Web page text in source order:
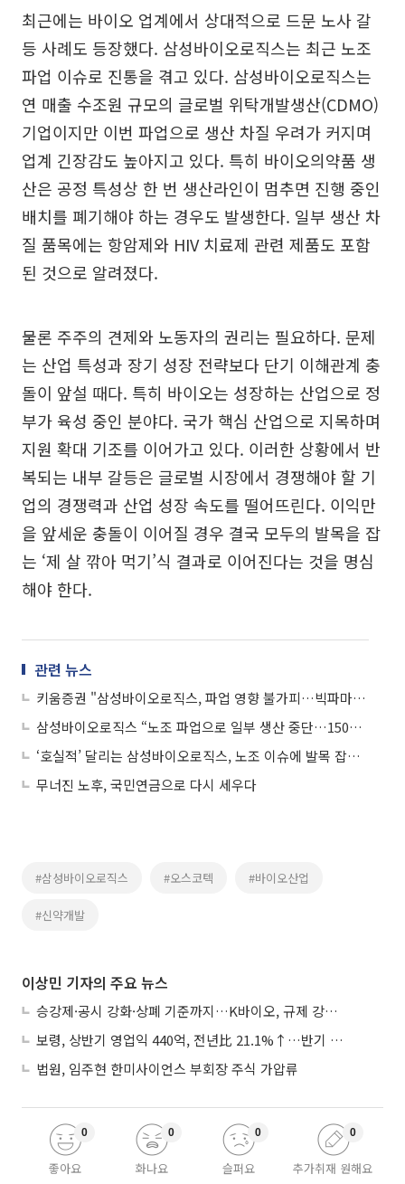
최근에는 바이오 업계에서 상대적으로 드문 노사 갈
등 사례도 등장했다. 삼성바이오로직스는 최근 노조
파업 이슈로 진통을 겪고 있다. 삼성바이오로직스는
연 매출 수조원 규모의 글로벌 위탁개발생산(CDMO)
기업이지만 이번 파업으로 생산 차질 우려가 커지며
업계 긴장감도 높아지고 있다. 특히 바이오의약품 생
산은 공정 특성상 한 번 생산라인이 멈추면 진행 중인
배치를 폐기해야 하는 경우도 발생한다. 일부 생산 차
질 품목에는 항암제와 HIV 치료제 관련 제품도 포함
된 것으로 알려졌다.
물론 주주의 견제와 노동자의 권리는 필요하다. 문제
는 산업 특성과 장기 성장 전략보다 단기 이해관계 충
돌이 앞설 때다. 특히 바이오는 성장하는 산업으로 정
부가 육성 중인 분야다. 국가 핵심 산업으로 지목하며
지원 확대 기조를 이어가고 있다. 이러한 상황에서 반
복되는 내부 갈등은 글로벌 시장에서 경쟁해야 할 기
업의 경쟁력과 산업 성장 속도를 떨어뜨린다. 이익만
을 앞세운 충돌이 이어질 경우 결국 모두의 발목을 잡
는 ‘제 살 깎아 먹기’식 결과로 이어진다는 것을 명심
해야 한다.
관련 뉴스
키움증권 "삼성바이오로직스, 파업 영향 불가피…빅파마 수주 확보 걸림돌"
삼성바이오로직스 “노조 파업으로 일부 생산 중단…1500억 손실 추산”
‘호실적’ 달리는 삼성바이오로직스, 노조 이슈에 발목 잡히나
무너진 노후, 국민연금으로 다시 세우다
#삼성바이오로직스 #오스코텍 #바이오산업
#신약개발
이상민 기자의 주요 뉴스
승강제·공시 강화·상폐 기준까지…K바이오, 규제 강화에 ‘삼중고’
보령, 상반기 영업익 440억, 전년比 21.1%↑…반기 역대 최대
법원, 임주현 한미사이언스 부회장 주식 가압류
좋아요
0
화나요
0
슬퍼요
0
추가취재 원해요
0